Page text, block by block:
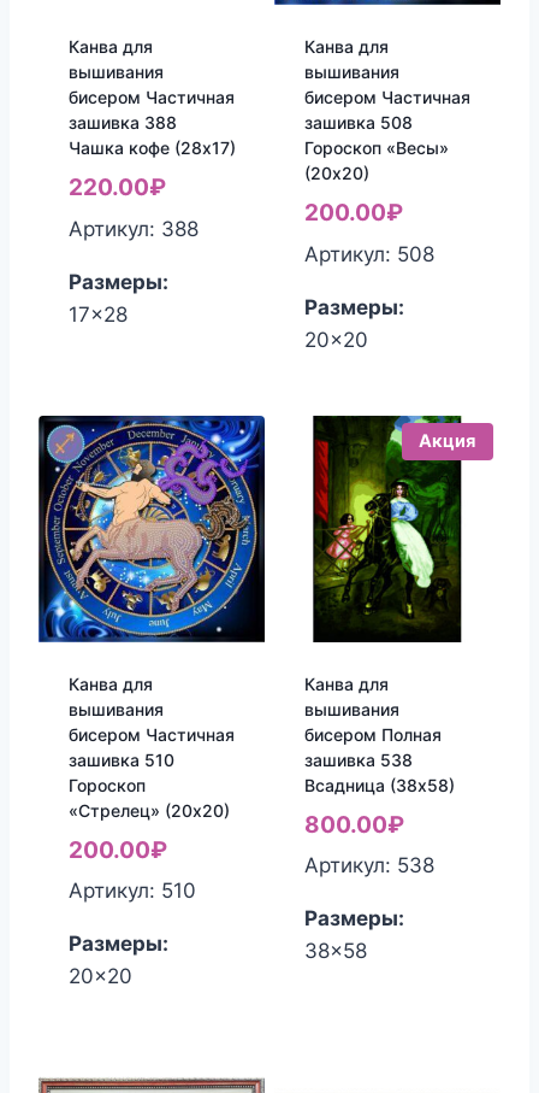
Канва для
вышивания
бисером Частичная
зашивка 388
Чашка кофе (28х17)
220.00₽
Артикул: 388
Размеры:
17x28
Канва для
вышивания
бисером Частичная
зашивка 508
Гороскоп «Весы»
(20х20)
200.00₽
Артикул: 508
Размеры:
20x20
Канва для
вышивания
бисером Частичная
зашивка 510
Гороскоп
«Стрелец» (20х20)
200.00₽
Артикул: 510
Размеры:
20x20
Акция
Канва для
вышивания
бисером Полная
зашивка 538
Всадница (38х58)
800.00₽
Артикул: 538
Размеры:
38x58